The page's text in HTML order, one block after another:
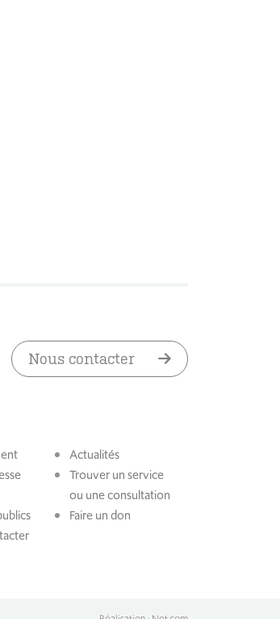
Nous contacter
Actualités
Trouver un service
ou une consultation
Faire un don